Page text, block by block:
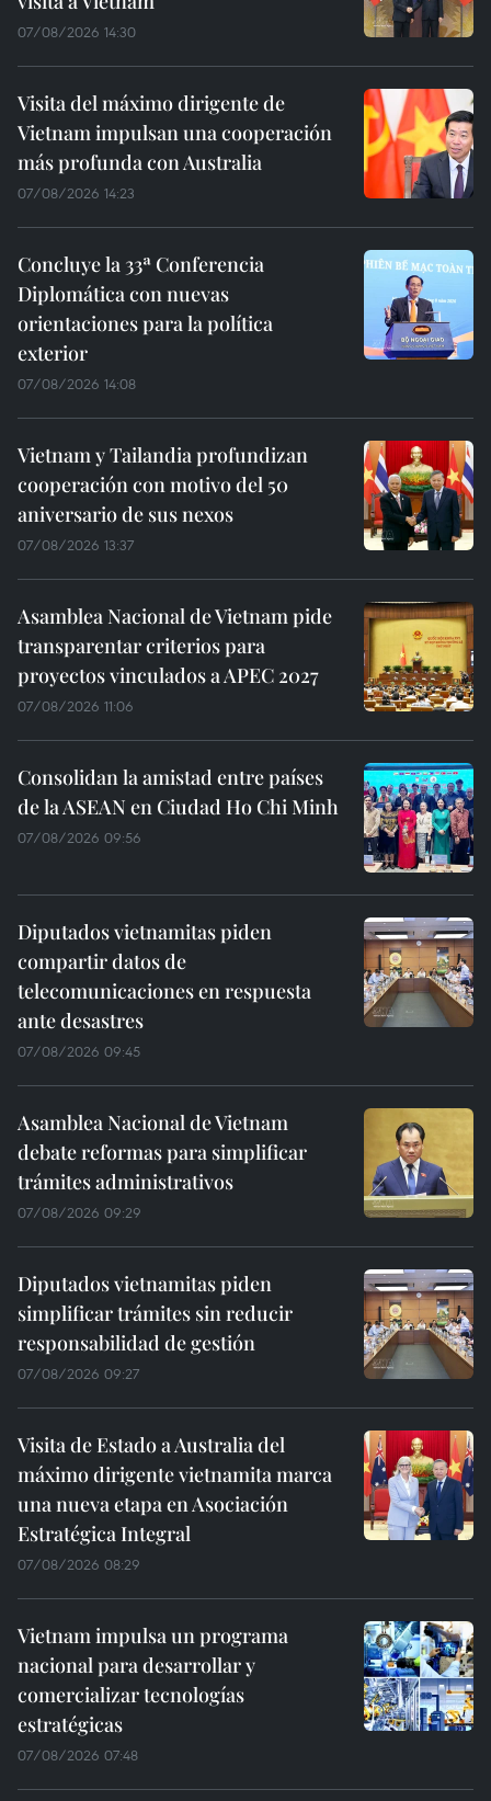
07/08/2026 14:30
Visita del máximo dirigente de
Vietnam impulsan una cooperación
más profunda con Australia
07/08/2026 14:23
Concluye la 33ª Conferencia
Diplomática con nuevas
orientaciones para la política
exterior
07/08/2026 14:08
Vietnam y Tailandia profundizan
cooperación con motivo del 50
aniversario de sus nexos
07/08/2026 13:37
Asamblea Nacional de Vietnam pide
transparentar criterios para
proyectos vinculados a APEC 2027
07/08/2026 11:06
Consolidan la amistad entre países
de la ASEAN en Ciudad Ho Chi Minh
07/08/2026 09:56
Diputados vietnamitas piden
compartir datos de
telecomunicaciones en respuesta
ante desastres
07/08/2026 09:45
Asamblea Nacional de Vietnam
debate reformas para simplificar
trámites administrativos
07/08/2026 09:29
Diputados vietnamitas piden
simplificar trámites sin reducir
responsabilidad de gestión
07/08/2026 09:27
Visita de Estado a Australia del
máximo dirigente vietnamita marca
una nueva etapa en Asociación
Estratégica Integral
07/08/2026 08:29
Vietnam impulsa un programa
nacional para desarrollar y
comercializar tecnologías
estratégicas
07/08/2026 07:48